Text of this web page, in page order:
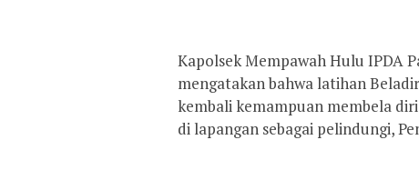
Kapolsek Mempawah Hulu IPDA
mengatakan bahwa latihan
kembali kemampuan membela
di lapangan sebagai pelindungi,